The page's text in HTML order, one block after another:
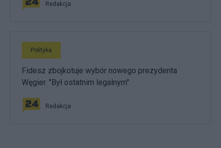
Redakcja
Polityka
Fidesz zbojkotuje wybór nowego prezydenta
Węgier. "Był ostatnim legalnym"
Redakcja